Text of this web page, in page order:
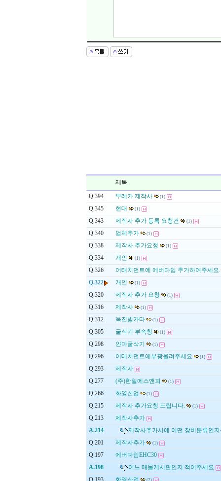
제목
Q.394
부레카 제작사 (1)
Q.345 현대 (1)
Q.343 제작사 추가 등록 요청건 (1)
Q.340 업체추가 (1)
Q.338 제작사 추가요청 (1)
Q.334 개인 (1)
Q.326
어태치먼트에 에버다임 추가하여주세요.
Q.322
개인 (1)
Q.320 제작사 추가 요청 (1)
Q.316 제작사 (1)
Q.312 옥진빔카타 (1)
Q.305 굴삭기 부속창 (1)
Q.298 얀마굴삭기 (1)
Q.296 어테치먼트에부광올려주세요 (1)
Q.293
제작사
Q.277
(주)한일에스앤피 (1)
Q.266 화영산업 (1)
Q.215 제작사 추가요청 드립니다. (1)
Q.213
제작사추가
A.214
제작사추가시에 어떤 장비분류인지
Q.201
제작사추가 (1)
Q.197
에버다임EHC30
A.198
어느 매물게시판인지 적어주세요
Q.193
화영산업 (2)